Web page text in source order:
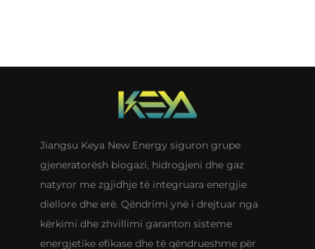
Jiangsu Keya New Energy siguron grupe
gjeneratorësh biogazi, hidrogjeni dhe gaz
natyror me zgjidhje të integruara energjie
diellore dhe erë. Qëndrimi ynë i drejtuar nga
kërkimi dhe zhvillimi garanton sisteme
energjetike efikase dhe të qëndrueshme për